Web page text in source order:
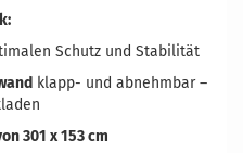
Schutz und Stabilität
klapp- und abnehmbar –
301 x 153 cm